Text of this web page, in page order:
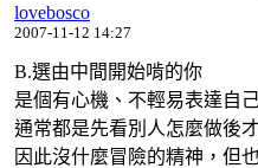
lovebosco
2007-11-12 14:27
B.選由中間開始啃的你
是個有心機、不輕易表達自
通常都是先看別人怎麼做後
因此沒什麼冒險的精神，但